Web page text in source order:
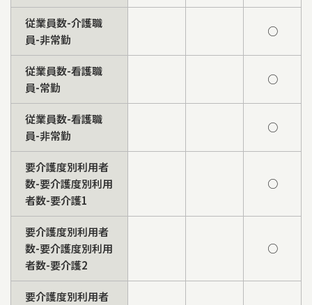
従業員数-介護職
員-非常勤
○
従業員数-看護職
員-常勤
○
従業員数-看護職
員-非常勤
○
要介護度別利用者
数-要介護度別利用
者数-要介護1
○
要介護度別利用者
数-要介護度別利用
者数-要介護2
○
要介護度別利用者